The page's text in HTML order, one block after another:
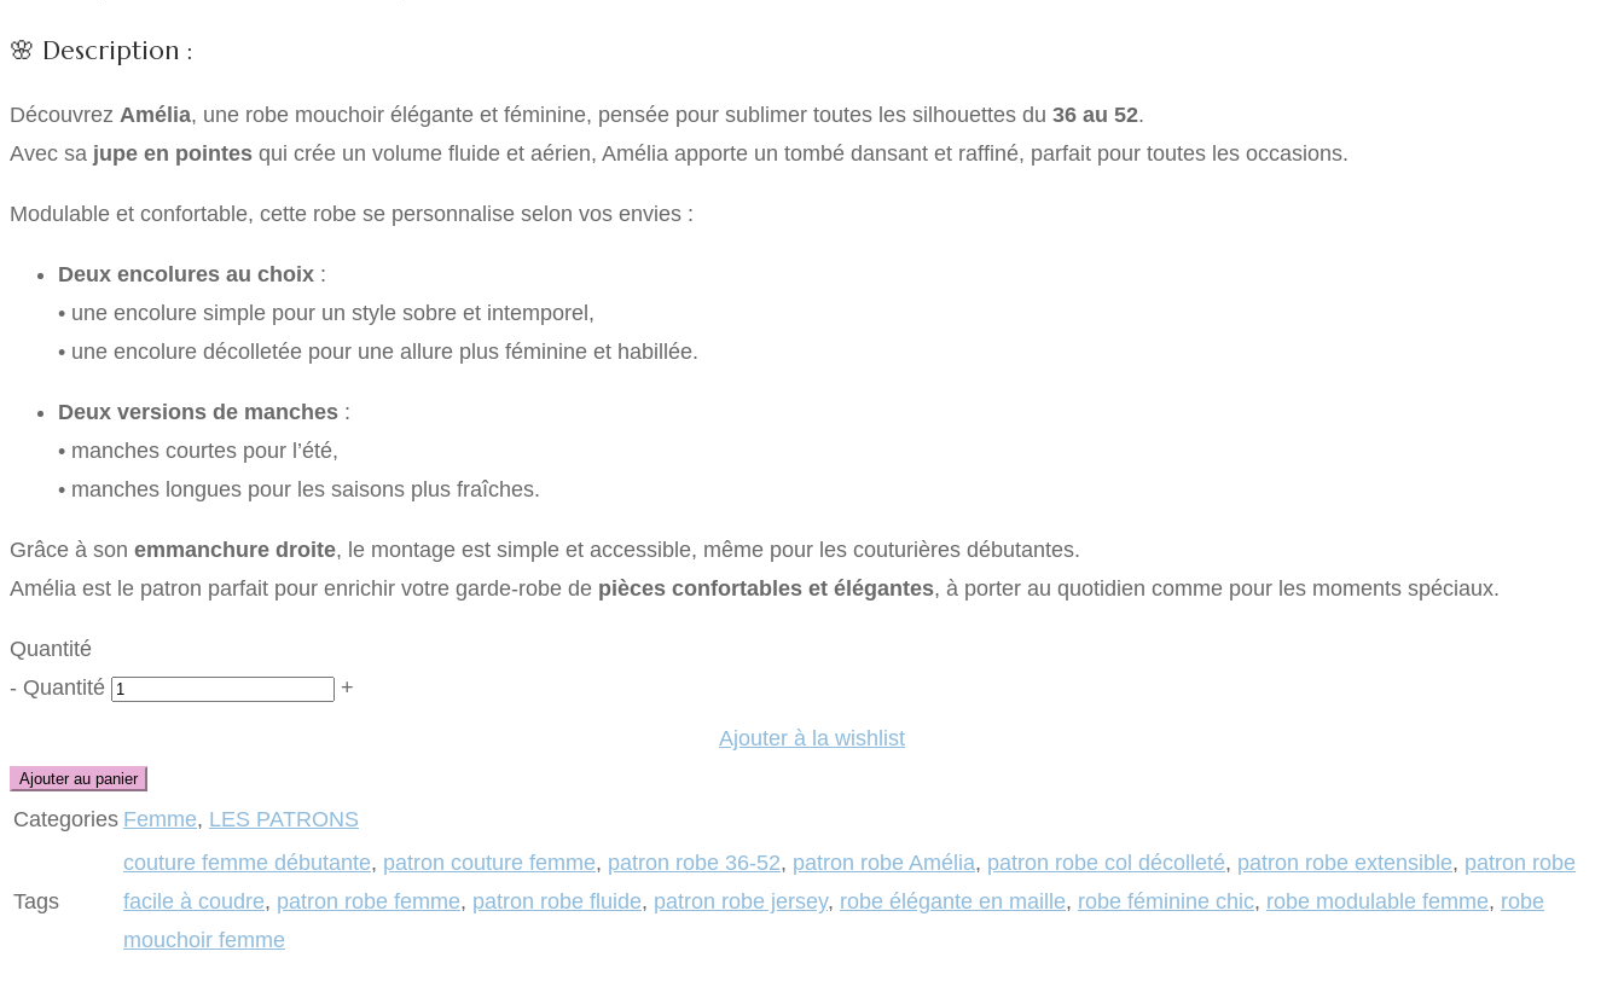
🌸 Description :
Découvrez Amélia, une robe mouchoir élégante et féminine, pensée pour sublimer toutes les silhouettes du 36 au 52.
Avec sa jupe en pointes qui crée un volume fluide et aérien, Amélia apporte un tombé dansant et raffiné, parfait pour toutes les occasions.
Modulable et confortable, cette robe se personnalise selon vos envies :
Deux encolures au choix :
• une encolure simple pour un style sobre et intemporel,
• une encolure décolletée pour une allure plus féminine et habillée.
Deux versions de manches :
• manches courtes pour l’été,
• manches longues pour les saisons plus fraîches.
Grâce à son emmanchure droite, le montage est simple et accessible, même pour les couturières débutantes.
Amélia est le patron parfait pour enrichir votre garde-robe de pièces confortables et élégantes, à porter au quotidien comme pour les moments spéciaux.
Quantité
- Quantité +
Ajouter à la wishlist
Ajouter au panier
Categories Femme, LES PATRONS
Tags
couture femme débutante, patron couture femme, patron robe 36-52, patron robe Amélia, patron robe col décolleté, patron robe extensible, patron robe
facile à coudre, patron robe femme, patron robe fluide, patron robe jersey, robe élégante en maille, robe féminine chic, robe modulable femme, robe
mouchoir femme